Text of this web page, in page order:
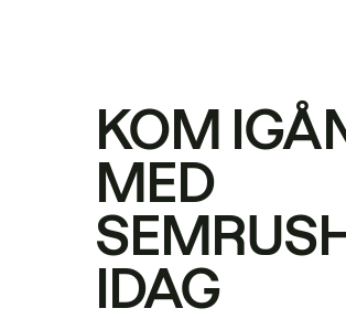
KOM
MED
IDAG